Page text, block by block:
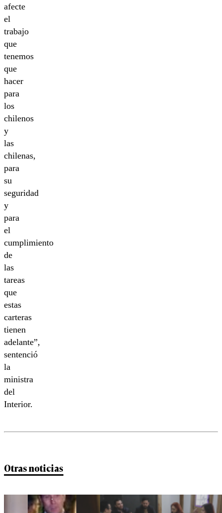
afecte
el
trabajo
que
tenemos
que
hacer
para
los
chilenos
y
las
chilenas,
para
su
seguridad
y
para
el
cumplimiento
de
las
tareas
que
estas
carteras
tienen
adelante”,
sentenció
la
ministra
del
Interior.
Otras noticias